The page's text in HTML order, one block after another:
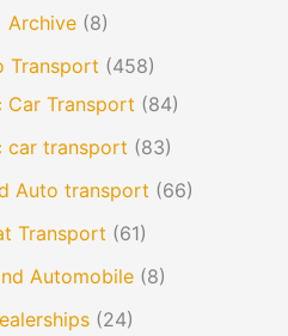
Archive (8)
Transport (458)
Car Transport (84)
car transport (83)
Auto transport (66)
Transport (61)
Automobile(8)
(24)